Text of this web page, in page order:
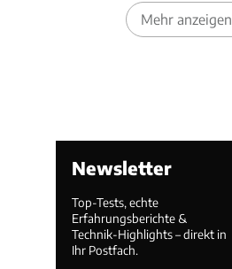
Mehr anzeigen
Newsletter
Top-Tests, echte
Erfahrungsberichte &
Technik-Highlights – direkt in
Ihr Postfach.